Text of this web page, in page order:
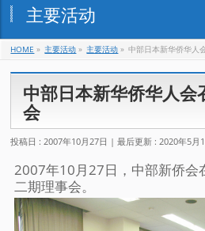
主要活动
HOME » 主要活动 » 主要活动 » 中部日本新华侨华人
中部日本新华侨华人会
会
投稿日 : 2007年10月27日 最后更新 : 2020年5月
2007年10月27日，中部新侨会
二期理事会。